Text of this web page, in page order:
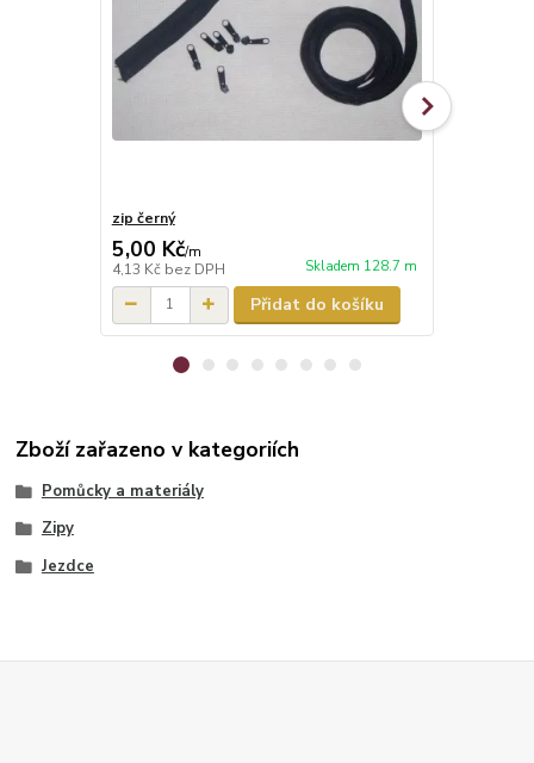
zip černý
5,00 Kč/m
4,13 Kč bez DPH Skladem 128.7 m
Přidat do košíku
Zboží zařazeno v kategoriích
Pomůcky a materiály
Zipy
Jezdce